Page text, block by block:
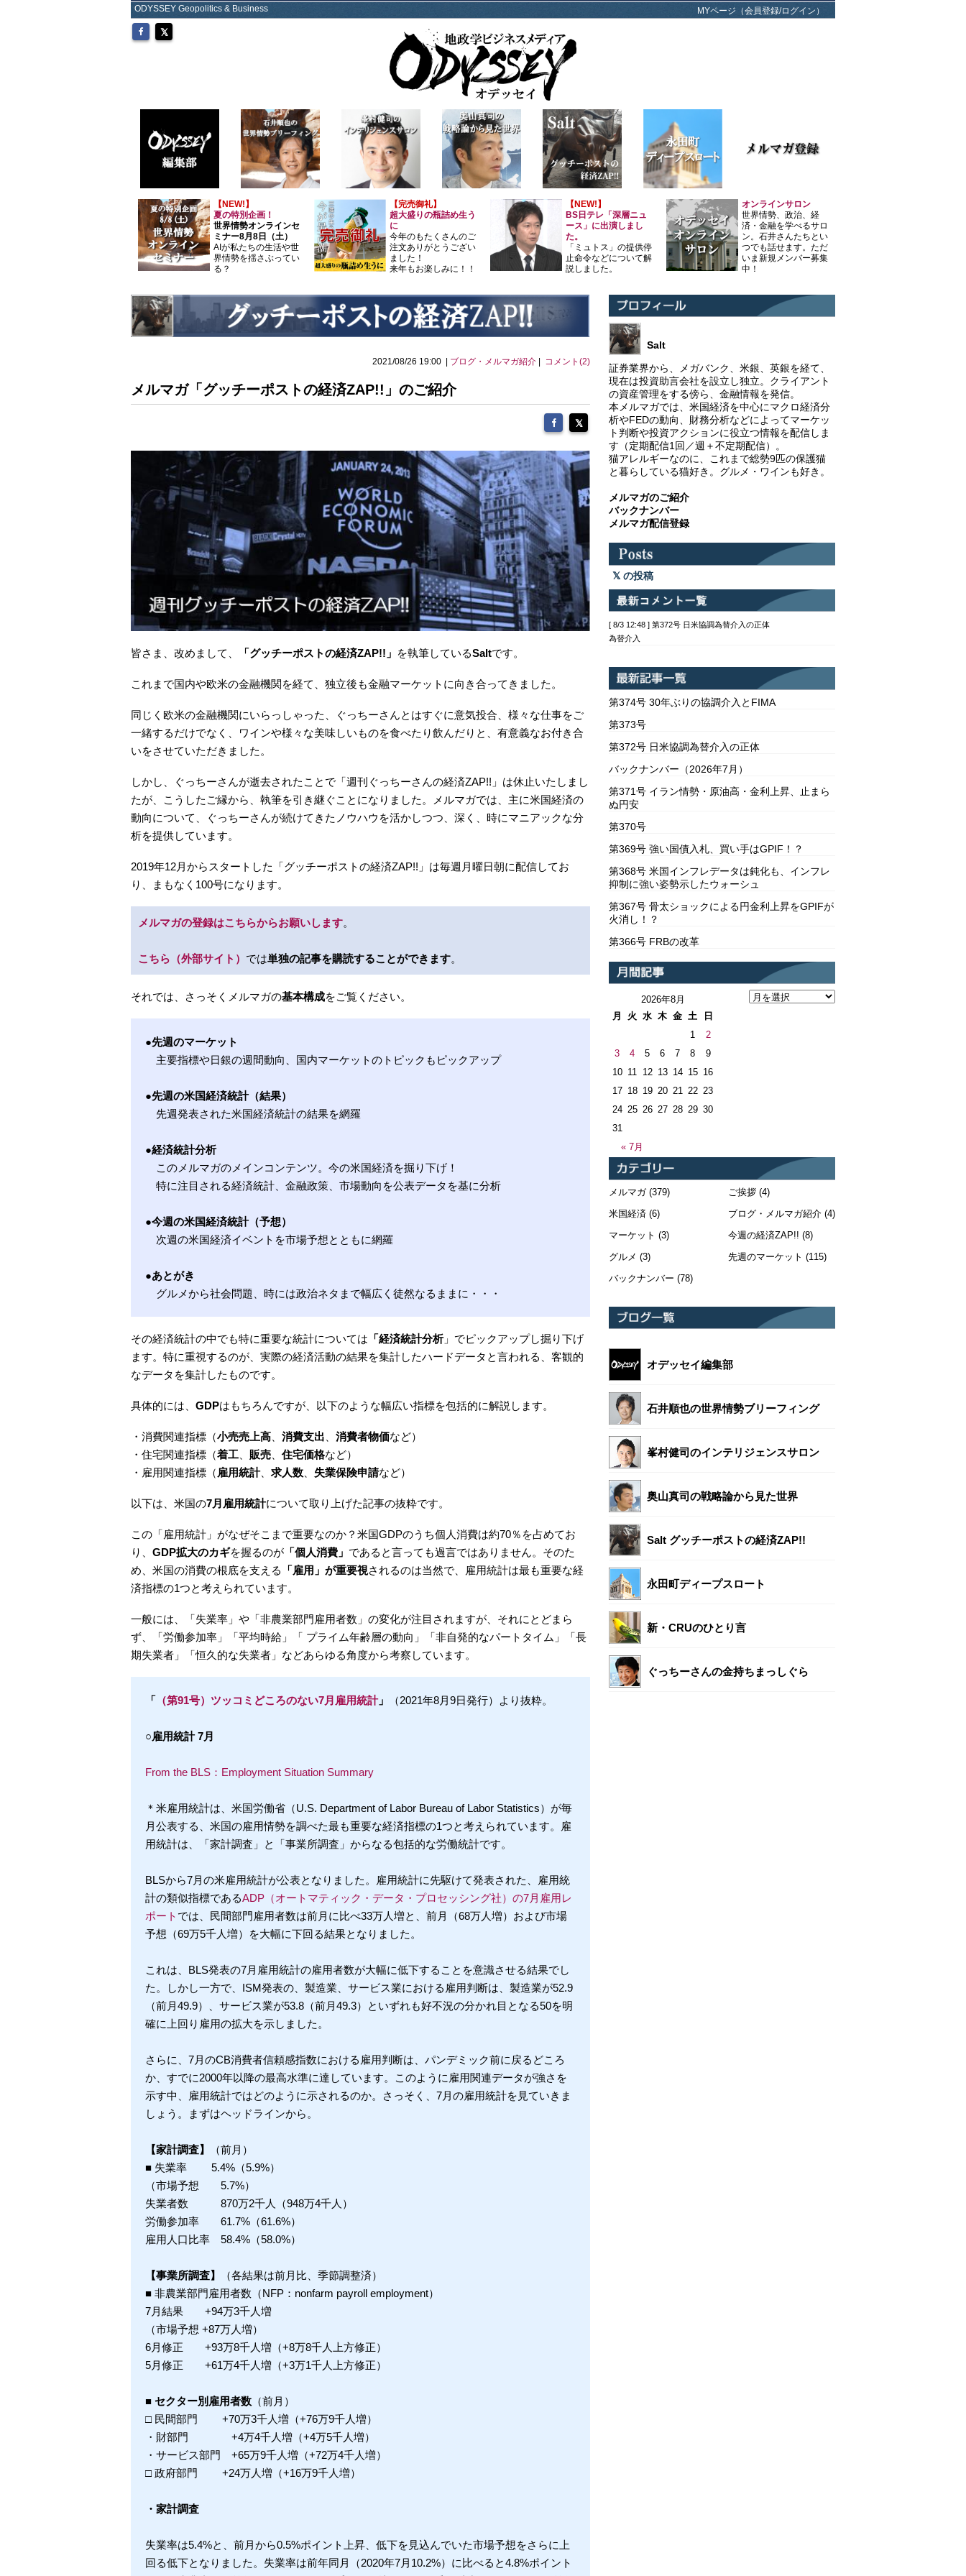
ODYSSEY Geopolitics & Business MYページ（会員登録/ログイン）
【NEW!】
夏の特別企画！
世界情勢オンラインセ
ミナー8月8日（土）
AIが私たちの生活や世
界情勢を揺さぶってい
る？
【完売御礼】
超大盛りの瓶詰め生う
に
今年のもたくさんのご
注文ありがとうござい
ました！
来年もお楽しみに！！
【NEW!】
BS日テレ「深層ニュ
ース」に出演しまし
た。
「ミュトス」の提供停
止命令などについて解
説しました。
オンラインサロン
世界情勢、政治、経
済・金融を学べるサロ
ン。石井さんたちとい
つでも話せます。ただ
いま新規メンバー募集
中！
2021/08/26 19:00 | ブログ・メルマガ紹介| コメント(2)
メルマガ「グッチーポストの経済ZAP!!」のご紹介
皆さま、改めまして、 「グッチーポストの経済ZAP!!」 を執筆しているSaltです。
これまで国内や欧米の金融機関を経て、独立後も金融マーケットに向き合ってきました。
同じく欧米の金融機関にいらっしゃった、ぐっちーさんとはすぐに意気投合、様々な仕事をご
一緒するだけでなく、ワインや様々な美味しいものを食べたり飲んだりと、有意義なお付き合
いをさせていただきました。
しかし、ぐっちーさんが逝去されたことで「週刊ぐっちーさんの経済ZAP!!」は休止いたしまし
たが、こうしたご縁から、執筆を引き継ぐことになりました。メルマガでは、主に米国経済の
動向について、ぐっちーさんが続けてきたノウハウを活かしつつ、深く、時にマニアックな分
析を提供しています。
2019年12月からスタートした「グッチーポストの経済ZAP!!」は毎週月曜日朝に配信してお
り、まもなく100号になります。
メルマガの登録はこちらからお願いします。
こちら（外部サイト） では単独の記事を購読することができます。
それでは、さっそくメルマガの基本構成をご覧ください。
●先週のマーケット
主要指標や日銀の週間動向、国内マーケットのトピックもピックアップ
●先週の米国経済統計（結果）
先週発表された米国経済統計の結果を網羅
●経済統計分析
このメルマガのメインコンテンツ。今の米国経済を掘り下げ！
特に注目される経済統計、金融政策、市場動向を公表データを基に分析
●今週の米国経済統計（予想）
次週の米国経済イベントを市場予想とともに網羅
●あとがき
グルメから社会問題、時には政治ネタまで幅広く徒然なるままに・・・
その経済統計の中でも特に重要な統計については 「経済統計分析」でピックアップし掘り下げ
ます。特に重視するのが、実際の経済活動の結果を集計したハードデータと言われる、客観的
なデータを集計したものです。
具体的には、 GDPはもちろんですが、以下のような幅広い指標を包括的に解説します。
・消費関連指標（小売売上高 消費支出 消費者物価など）
・住宅関連指標（着工 販売 住宅価格など）
・雇用関連指標（ 雇用統計、 求人数 失業保険申請など）
以下は、米国の7月雇用統計について取り上げた記事の抜粋です。
この「雇用統計」がなぜそこまで重要なのか？米国GDPのうち個人消費は約70％を占めてお
り、 GDP拡大のカギを握るのが 「個人消費」 であると言っても過言ではありません。そのた
め、米国の消費の根底を支える
「雇用」が重要視されるのは当然で、雇用統計は最も重要な経
済指標の1つと考えられています。
一般には、「失業率」や「非農業部門雇用者数」の変化が注目されますが、それにとどまら
ず、「労働参加率」「平均時給」「 プライム年齢層の動向」「非自発的なパートタイム」「長
期失業者」「恒久的な失業者」などあらゆる角度から考察しています。
「 （第91号）ツッコミどころのない7月雇用統計」 （2021年8月9日発行）より抜粋。
○雇用統計 7月
From the BLS：Employment Situation Summary
＊米雇用統計は、米国労働省（U.S. Department of Labor Bureau of Labor Statistics）が毎
月公表する、米国の雇用情勢を調べた最も重要な経済指標の1つと考えられています。雇
用統計は、「家計調査」と「事業所調査」からなる包括的な労働統計です。
BLSから7月の米雇用統計が公表となりました。雇用統計に先駆けて発表された、雇用統
計の類似指標であるADP（オートマティック・データ・プロセッシング社）の7月雇用レ
ポート では、民間部門雇用者数は前月に比べ33万人増と、前月（68万人増）および市場
予想（69万5千人増）を大幅に下回る結果となりました。
これは、BLS発表の7月雇用統計の雇用者数が大幅に低下することを意識させる結果でし
た。しかし一方で、ISM発表の、製造業、サービス業における雇用判断は、製造業が52.9
（前月49.9）、サービス業が53.8（前月49.3）といずれも好不況の分かれ目となる50を明
確に上回り雇用の拡大を示しました。
さらに、7月のCB消費者信頼感指数における雇用判断は、パンデミック前に戻るどころ
か、すでに2000年以降の最高水準に達しています。このように雇用関連データが強さを
示す中、雇用統計ではどのように示されるのか。さっそく、7月の雇用統計を見ていきま
しょう。まずはヘッドラインから。
【家計調査】
（前月）
■ 失業率 5.4%（5.9%）
（市場予想 5.7%）
失業者数 870万2千人（948万4千人）
労働参加率 61.7%（61.6%）
雇用人口比率 58.4%（58.0%）
【事業所調査】
（各結果は前月比、季節調整済）
■ 非農業部門雇用者数（NFP：nonfarm payroll employment）
7月結果 +94万3千人増
（市場予想 +87万人増）
6月修正 +93万8千人増（+8万8千人上方修正）
5月修正 +61万4千人増（+3万1千人上方修正）
■ セクター別雇用者数 （前月）
□ 民間部門 +70万3千人増（+76万9千人増）
・財部門 +4万4千人増（+4万5千人増）
・サービス部門 +65万9千人増（+72万4千人増）
□ 政府部門 +24万人増（+16万9千人増）
・家計調査
失業率は5.4%と、前月から0.5%ポイント上昇、低下を見込んでいた市場予想をさらに上
回る低下となりました。失業率は前年同月（2020年7月10.2%）に比べると4.8%ポイント
Salt
証券業界から、メガバンク、米銀、英銀を経て、
現在は投資助言会社を設立し独立。クライアント
の資産管理をする傍ら、金融情報を発信。
本メルマガでは、米国経済を中心にマクロ経済分
析やFEDの動向、財務分析などによってマーケッ
ト判断や投資アクションに役立つ情報を配信しま
す（定期配信1回／週＋不定期配信）。
猫アレルギーなのに、これまで総勢9匹の保護猫
と暮らしている猫好き。グルメ・ワインも好き。
メルマガのご紹介
バックナンバー
メルマガ配信登録
の投稿
[ 8/3 12:48 ] 第372号 日米協調為替介入の正体
為替介入
第374号 30年ぶりの協調介入とFIMA
第373号
第372号 日米協調為替介入の正体
バックナンバー（2026年7月）
第371号 イラン情勢・原油高・金利上昇、止まら
ぬ円安
第370号
第369号 強い国債入札、買い手はGPIF！？
第368号 米国インフレデータは鈍化も、インフレ
抑制に強い姿勢示したウォーシュ
第367号 骨太ショックによる円金利上昇をGPIFが
火消し！？
第366号 FRBの改革
2026年8月
月
火 水 木 金 土 日
« 7月
1
2
3
4 5 6 7 8
9
10 11 12 13 14 15 16
17 18 19 20 21 22 23
24 25 26 27 28 29 30
31
メルマガ(379)
米国経済 (6)
マーケット (3)
グルメ (3)
バックナンバー (78)
ご挨拶(4)
ブログ・メルマガ紹介(4)
今週の経済ZAP!! (8)
先週のマーケット (115)
オデッセイ編集部
石井順也の世界情勢ブリーフィング
峯村健司のインテリジェンスサロン
奥山真司の戦略論から見た世界
Salt グッチーポストの経済ZAP!!
永田町ディープスロート
新・CRUのひとり言
ぐっちーさんの金持ちまっしぐら